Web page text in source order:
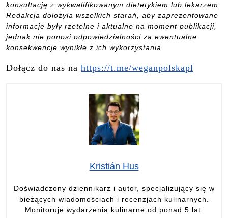
konsultację z wykwalifikowanym dietetykiem lub lekarzem.
Redakcja dołożyła wszelkich starań, aby zaprezentowane
informacje były rzetelne i aktualne na moment publikacji,
jednak nie ponosi odpowiedzialności za ewentualne
konsekwencje wynikłe z ich wykorzystania.
Dołącz do nas na https://t.me/weganpolskapl
Kristián Hus
Doświadczony dziennikarz i autor, specjalizujący się w
bieżących wiadomościach i recenzjach kulinarnych.
Monitoruje wydarzenia kulinarne od ponad 5 lat.